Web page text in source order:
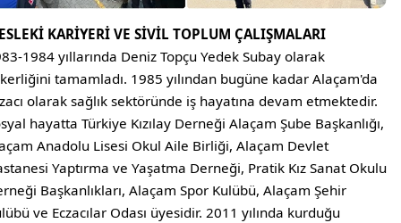
KARİYERİ VE SİVİL TOPLUM ÇALIŞMALARI
1984 yıllarında Deniz Topçu Yedek Subay olarak
tamamladı. 1985 yılından bugüne kadar Alaçam'da
olarak sağlık sektöründe iş hayatına devam etmektedir.
hayatta Türkiye Kızılay Derneği Alaçam Şube Başkanlığı,
Anadolu Lisesi Okul Aile Birliği, Alaçam Devlet
Yaptırma ve Yaşatma Derneği, Pratik Kız Sanat Okulu
Başkanlıkları, Alaçam Spor Kulübü, Alaçam Şehir
ve Eczacılar Odası üyesidir. 2011 yılında kurduğu